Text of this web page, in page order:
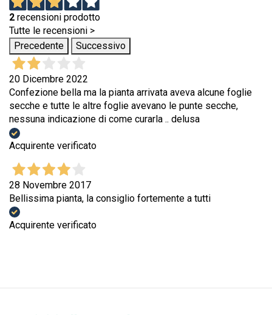
2 recensioni prodotto
Tutte le recensioni >
Precedente
Successivo
20 Dicembre 2022
Confezione bella ma la pianta arrivata aveva alcune foglie
secche e tutte le altre foglie avevano le punte secche,
nessuna indicazione di come curarla .. delusa
Acquirente verificato
28 Novembre 2017
Bellissima pianta, la consiglio fortemente a tutti
Acquirente verificato